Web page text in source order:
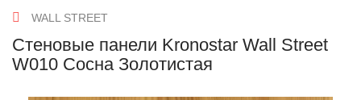
WALL STREET
Стеновые панели Kronostar Wall Street
W010 Сосна Золотистая